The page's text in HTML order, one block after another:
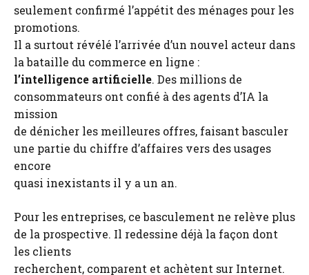
seulement confirmé l’appétit des ménages pour les
promotions.
Il a surtout révélé l’arrivée d’un nouvel acteur dans
la bataille du commerce en ligne :
l’intelligence artificielle. Des millions de
consommateurs ont confié à des agents d’IA la
mission
de dénicher les meilleures offres, faisant basculer
une partie du chiffre d’affaires vers des usages
encore
quasi inexistants il y a un an.
Pour les entreprises, ce basculement ne relève plus
de la prospective. Il redessine déjà la façon dont
les clients
recherchent, comparent et achètent sur Internet.